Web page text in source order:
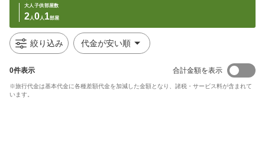
大人
2人
子供
0人
部屋数
1部屋
絞り込み 代金が安い順
0件表示 合計金額を表示
※旅行代金は基本代金に各種差額代金を加減した金額となり、諸税・サービス料が含まれて
います。